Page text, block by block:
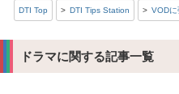
DTI Top DTI Tips Station VODに
ドラマに関する記事一覧